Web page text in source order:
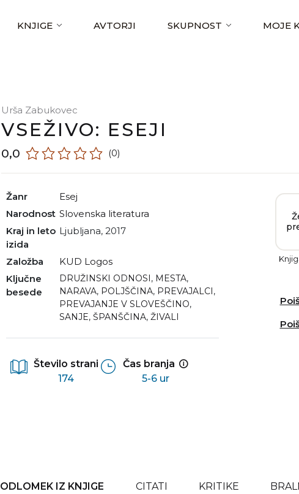
KNJIGE AVTORJI SKUPNOST MOJE
Urša Zabukovec
VSEŽIVO: ESEJI
0,0 (0)
Žanr
esej
Narodnost
slovenska literatura
Kraj in leto
izida
Ljubljana, 2017
Založba
KUD Logos
Ključne
besede
DRUŽINSKI ODNOSI, MESTA,
NARAVA, POLJŠČINA, PREVAJALCI,
PREVAJANJE V SLOVEŠČINO,
SANJE, ŠPANŠČINA, ŽIVALI
Število strani
174
Čas branja
5-6 ur
ODLOMEK IZ KNJIGE CITATI KRITIKE